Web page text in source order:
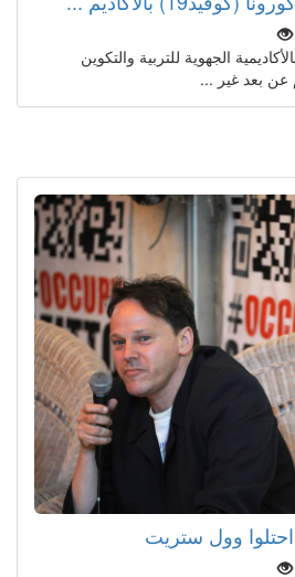
الجهوية للتربية والتكوين
عن بعد غير ...
وول ستريت